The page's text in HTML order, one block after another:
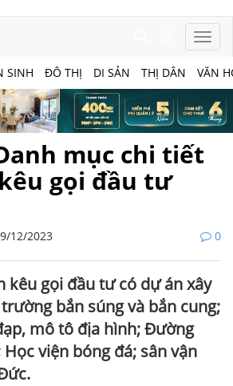
SINH ĐÔ THỊ DI SẢN THỊ DÂN VĂN
mục chi tiết
gọi đầu tư
12/2023 0
kêu gọi đầu tư có dự án xây
bắn súng và bắn cung;
mô tô địa hình; Đường
viện bóng đá; sân vận